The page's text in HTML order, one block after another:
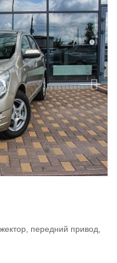
передний привод,